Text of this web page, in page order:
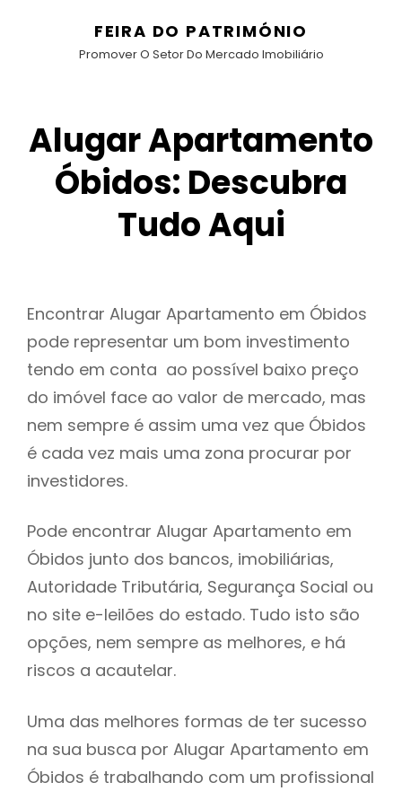
FEIRA DO PATRIMÓNIO
Promover O Setor Do Mercado Imobiliário
Alugar Apartamento
Óbidos: Descubra
Tudo Aqui
Encontrar Alugar Apartamento em Óbidos
pode representar um bom investimento
tendo em conta ao possível baixo preço
do imóvel face ao valor de mercado, mas
nem sempre é assim uma vez que Óbidos
é cada vez mais uma zona procurar por
investidores.
Pode encontrar Alugar Apartamento em
Óbidos junto dos bancos, imobiliárias,
Autoridade Tributária, Segurança Social ou
no site e-leilões do estado. Tudo isto são
opções, nem sempre as melhores, e há
riscos a acautelar.
Uma das melhores formas de ter sucesso
na sua busca por Alugar Apartamento em
Óbidos é trabalhando com um profissional